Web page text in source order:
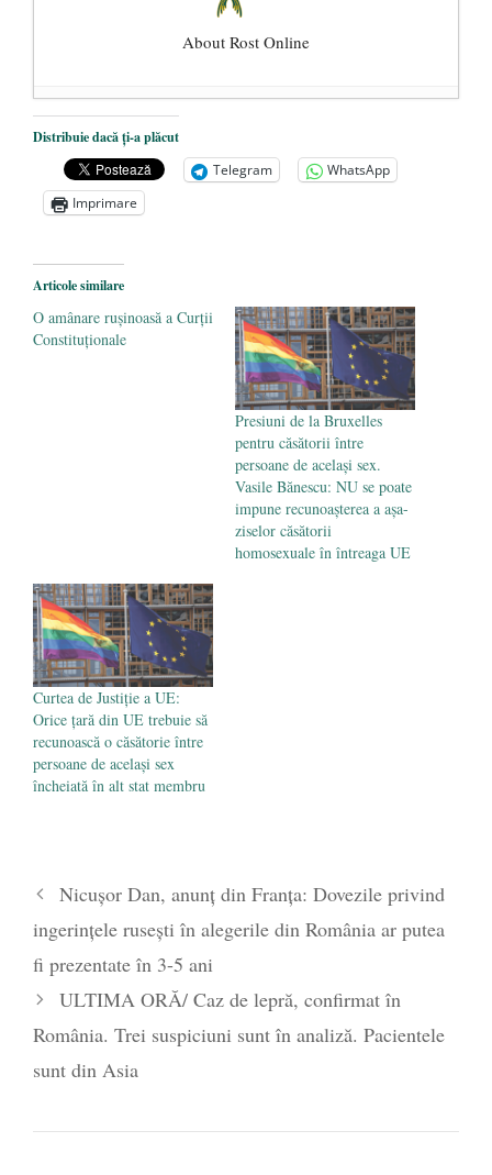
About Rost Online
Dezvăluiri cutremurătoare despre
președintele Ucrainei, Volodymyr
Zelensky
- 13 mai 2026
Statul care servește Națiunea
Legea Vexler produce efecte. Bustul
poetului Octavian Goga, înlăturat din Iași
- 16 aprilie 2026
Distribuie dacă ți-a plăcut
Telegram
WhatsApp
Imprimare
Articole similare
O amânare rușinoasă a Curții
Constituționale
Presiuni de la Bruxelles
pentru căsătorii între
persoane de același sex.
Vasile Bănescu: NU se poate
impune recunoașterea a aşa-
ziselor căsătorii
homosexuale în întreaga UE
Curtea de Justiție a UE:
Orice țară din UE trebuie să
recunoască o căsătorie între
persoane de același sex
încheiată în alt stat membru
Nicușor Dan, anunț din Franța: Dovezile privind
ingerințele rusești în alegerile din România ar putea
fi prezentate în 3-5 ani
ULTIMA ORĂ/ Caz de lepră, confirmat în
România. Trei suspiciuni sunt în analiză. Pacientele
sunt din Asia